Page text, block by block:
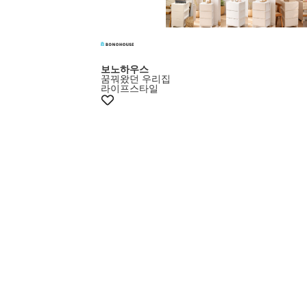
보노하우스
꿈꿔왔던 우리집
라이프스타일